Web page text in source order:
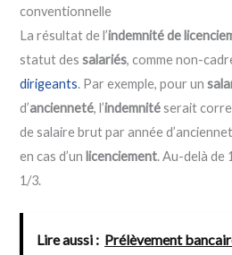
conventionnelle
La résultat de l’indemnité de
statut dessalariés, comme non-
dirigeants. Par exemple, pour un
d’ancienneté, l’indemnitéserait
de salaire brut par année
en cas d’un licenciement. Au-delà de
1/3.
Lire aussi : Prélèvement